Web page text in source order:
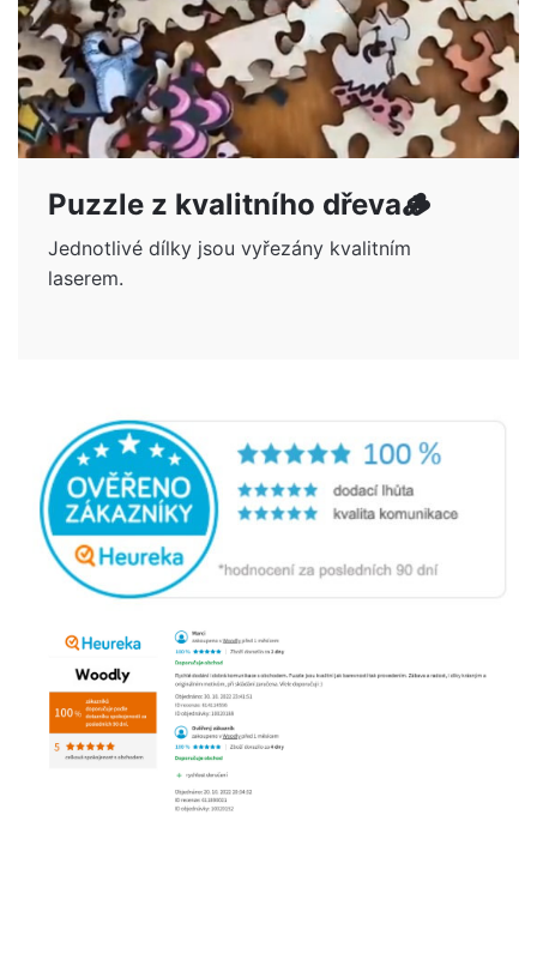
Puzzle z kvalitního dřeva🪵
Jednotlivé dílky jsou vyřezány kvalitním
laserem.